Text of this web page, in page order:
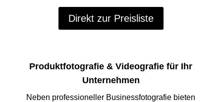
Direkt zur Preisliste
Produktfotografie & Videografie für Ihr
Unternehmen
Neben professioneller Businessfotografie bieten